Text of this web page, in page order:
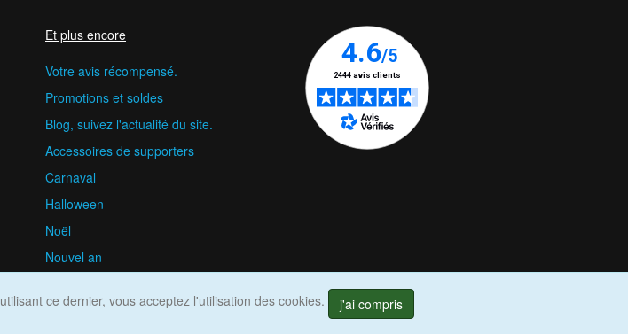
Et plus encore
Votre avis récompensé.
Promotions et soldes
Blog, suivez l'actualité du site.
Accessoires de supporters
Carnaval
Halloween
Noël
Nouvel an
ce dernier, vous acceptez l'utilisation des cookies.
j'ai compris